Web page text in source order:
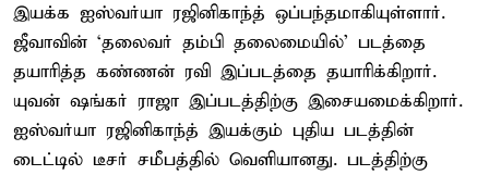
இயக்க ஐஸ்வர்யா ரஜினிகாந்த் ஒப்பந்தமாகியுள்ளார்.
ஜீவாவின் ‘தலைவர் தம்பி தலைமையில்' படத்தை
தயாரித்த கண்ணன் ரவி இப்படத்தை தயாரிக்கிறார்.
யுவன் ஷங்கர் ராஜா இப்படத்திற்கு இசையமைக்கிறார்.
ஐஸ்வர்யா ரஜினிகாந்த் இயக்கும் புதிய படத்தின்
டைட்டில் டீசர் சமீபத்தில் வெளியானது. படத்திற்கு